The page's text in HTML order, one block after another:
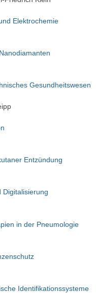
Elektrochemie
Gesundheitswesen
Entzündung
Digitalisierung
in der Pneumologie
Identifikationssysteme